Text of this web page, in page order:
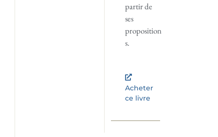
partir de
ses
proposition
s.
Acheter
ce livre